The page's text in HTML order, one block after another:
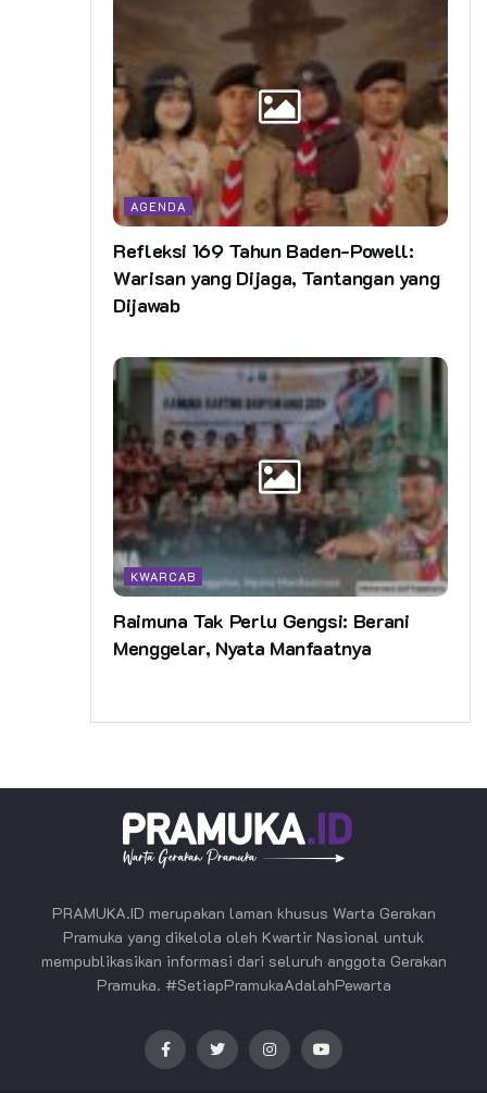
AGENDA
Refleksi 169 Tahun Baden-Powell:
Warisan yang Dijaga, Tantangan yang
Dijawab
KWARCAB
Raimuna Tak Perlu Gengsi: Berani
Menggelar, Nyata Manfaatnya
PRAMUKA.ID merupakan laman khusus Warta Gerakan
Pramuka yang dikelola oleh Kwartir Nasional untuk
mempublikasikan informasi dari seluruh anggota Gerakan
Pramuka. #SetiapPramukaAdalahPewarta